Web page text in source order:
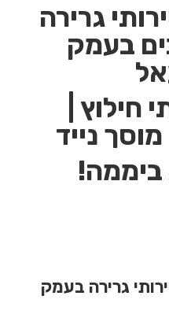
גרירה
בעמק
חילוץ |
נייד
גרירה בעמק